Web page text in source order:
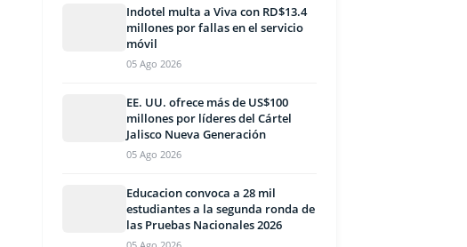
Indotel multa a Viva con RD$13.4
millones por fallas en el servicio
móvil
05 Ago 2026
EE. UU. ofrece más de US$100
millones por líderes del Cártel
Jalisco Nueva Generación
05 Ago 2026
Educacion convoca a 28 mil
estudiantes a la segunda ronda de
las Pruebas Nacionales 2026